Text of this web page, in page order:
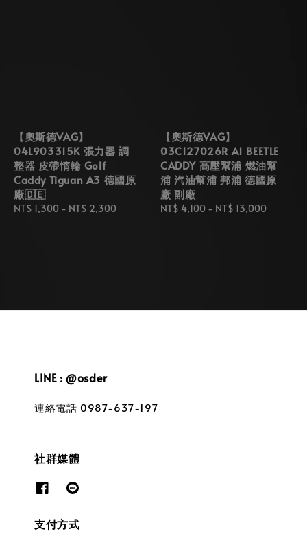
【奧斯德VAG】
04L903315K 張力器 調
整器 皮帶惰輪 Golf
Caddy Tiguan A3 德國原
廠🇩🇪
Regular
NT$ 1,300 - NT$ 2,300
【奧斯德VAG】
03C127026R A1 BEETLE
CADDY 高壓幫浦 燃油幫
浦 汽油幫浦 邦浦 德國原
廠 副廠
Regular
NT$ 4,100 - NT$ 13,000
LINE : @osder
連絡電話 0987-637-197
社群媒體
支付方式